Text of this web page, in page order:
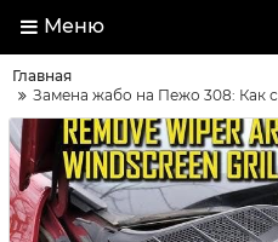
Меню
Главная
Замена жабо на Пежо 308: Как